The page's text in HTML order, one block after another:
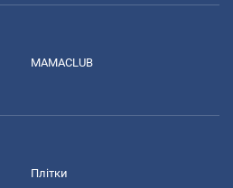
MAMACLUB
Плітки